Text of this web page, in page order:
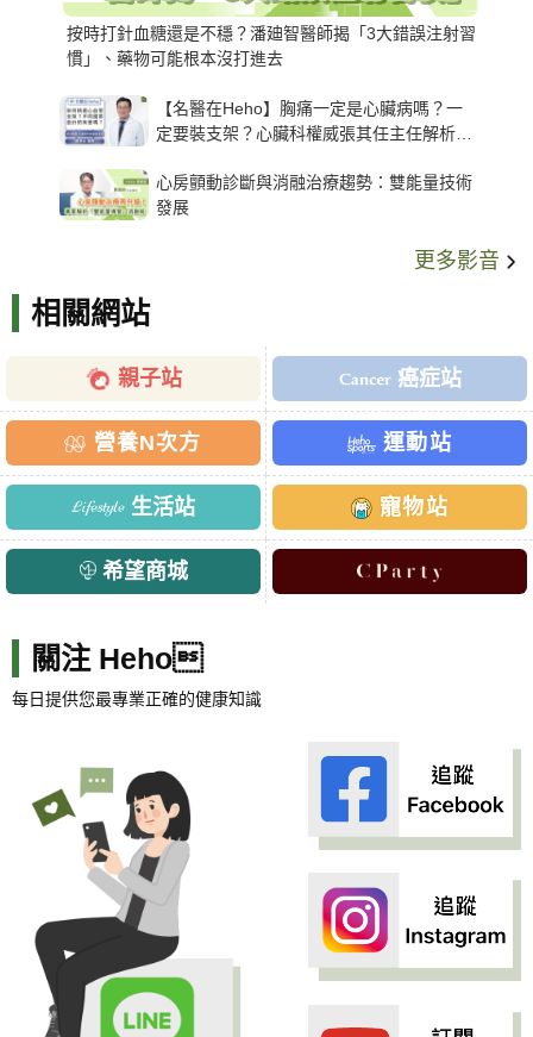
按時打針血糖還是不穩？潘廸智醫師揭「3大錯誤注射習
慣」、藥物可能根本沒打進去
【名醫在Heho】胸痛一定是心臟病嗎？一
定要裝支架？心臟科權威張其任主任解析支
心房顫動診斷與消融治療趨勢：雙能量技術
發展
更多影音
相關網站
親子站 癌症站
營養N次方 運動站
生活站 寵物站
希望商城
關注 Heho
每日提供您最專業正確的健康知識